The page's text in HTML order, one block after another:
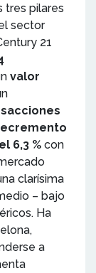
tres pilares
sector
21
valor
6,3 % con
clarísima
– bajo
Ha
a